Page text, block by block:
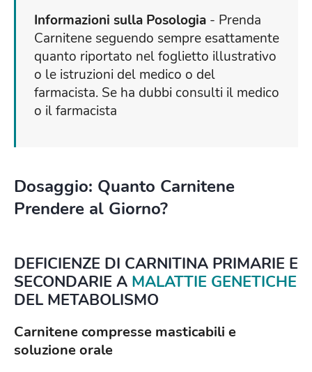
Informazioni sulla Posologia - Prenda
Carnitene seguendo sempre esattamente
quanto riportato nel foglietto illustrativo
o le istruzioni del medico o del
farmacista. Se ha dubbi consulti il medico
o il farmacista
Dosaggio: Quanto Carnitene
Prendere al Giorno?
DEFICIENZE DI CARNITINA PRIMARIE E
SECONDARIE A MALATTIE GENETICHE
DEL METABOLISMO
Carnitene compresse masticabili e
soluzione orale